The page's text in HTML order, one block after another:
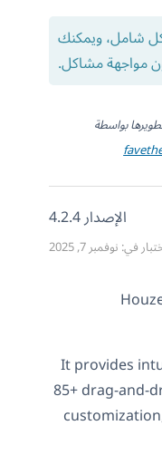
شامل، ويمكنك
مواجهة مشاكل.
بواسطة
الإصدار 4.2.4
في: نوفمبر 7, 2025
It provides
85+ drag-and-